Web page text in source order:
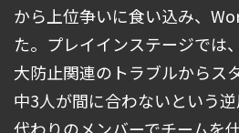
から上位争いに食い込み、
た。プレイインステージでは
大防止関連のトラブルからス
中3人が間に合わないという逆